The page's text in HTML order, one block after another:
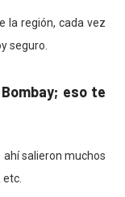
la región, cada vez
seguro.
eso te
ahí salieron muchos
etc.